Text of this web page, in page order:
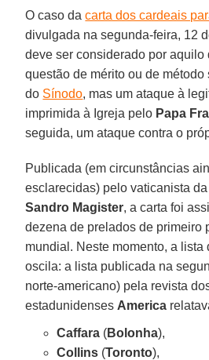
O caso dacarta dos cardeais
divulgada na segunda-feira, 12
deve ser considerado por aquilo
questão de mérito ou de
do Sínodo, mas um ataque à
imprimida à Igreja pelo Papa
seguida, um ataque contra o
Publicada (em circunstâncias
esclarecidas) pelo vaticanista da
Sandro Magister, a carta foi
dezena de prelados de primeiro
mundial. Neste momento, a lista
oscila: a lista publicada na
norte-americano) pela revista
estadunidenses America
Caffara (Bolonha),
Collins (Toronto),